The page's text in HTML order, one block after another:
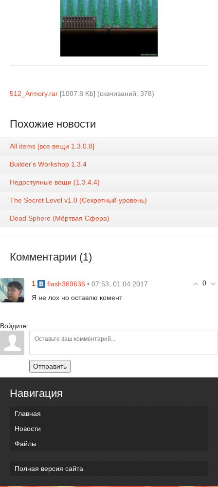
512_Armory.rar [1007.8 Kb] (cкачиваний: 378)
Похожие новости
All items [все вещи 1.3.0.8]
Builder's Workshop 1.3.4
Недоступные вещи (1.3.4.4)
The Secret Level v1.0 (Секретный уровень)
Dead Sphere (Мёртвая Сфера)
Комментарии (1)
0
1 flash369636 • 07:53, 01.04.2017
Я не лох но оставлю комент
Войдите:
Отправить
Навигация
Главная
Новости
Файлы
Полная версия сайта